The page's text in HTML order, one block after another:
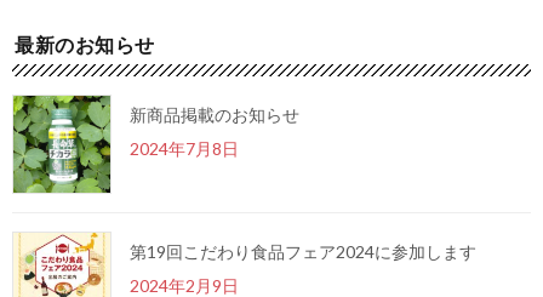
最新のお知らせ
新商品掲載のお知らせ
2024年7月8日
第19回こだわり食品フェア2024に参加します
2024年2月9日